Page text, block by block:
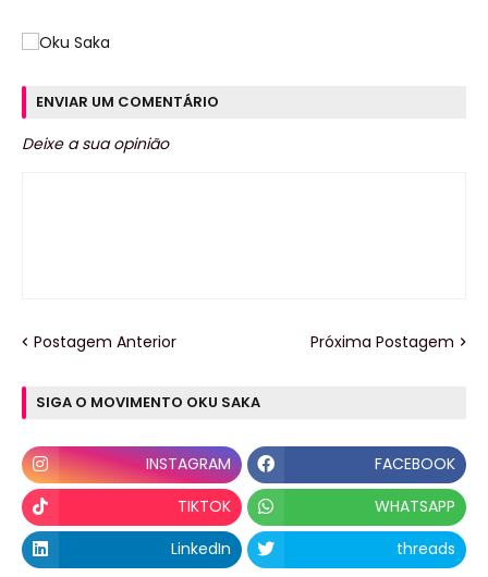
ENVIAR UM COMENTÁRIO
Deixe a sua opinião
Postagem Anterior Próxima Postagem
SIGA O MOVIMENTO OKU SAKA
INSTAGRAM
FACEBOOK
TIKTOK
WHATSAPP
LinkedIn
threads